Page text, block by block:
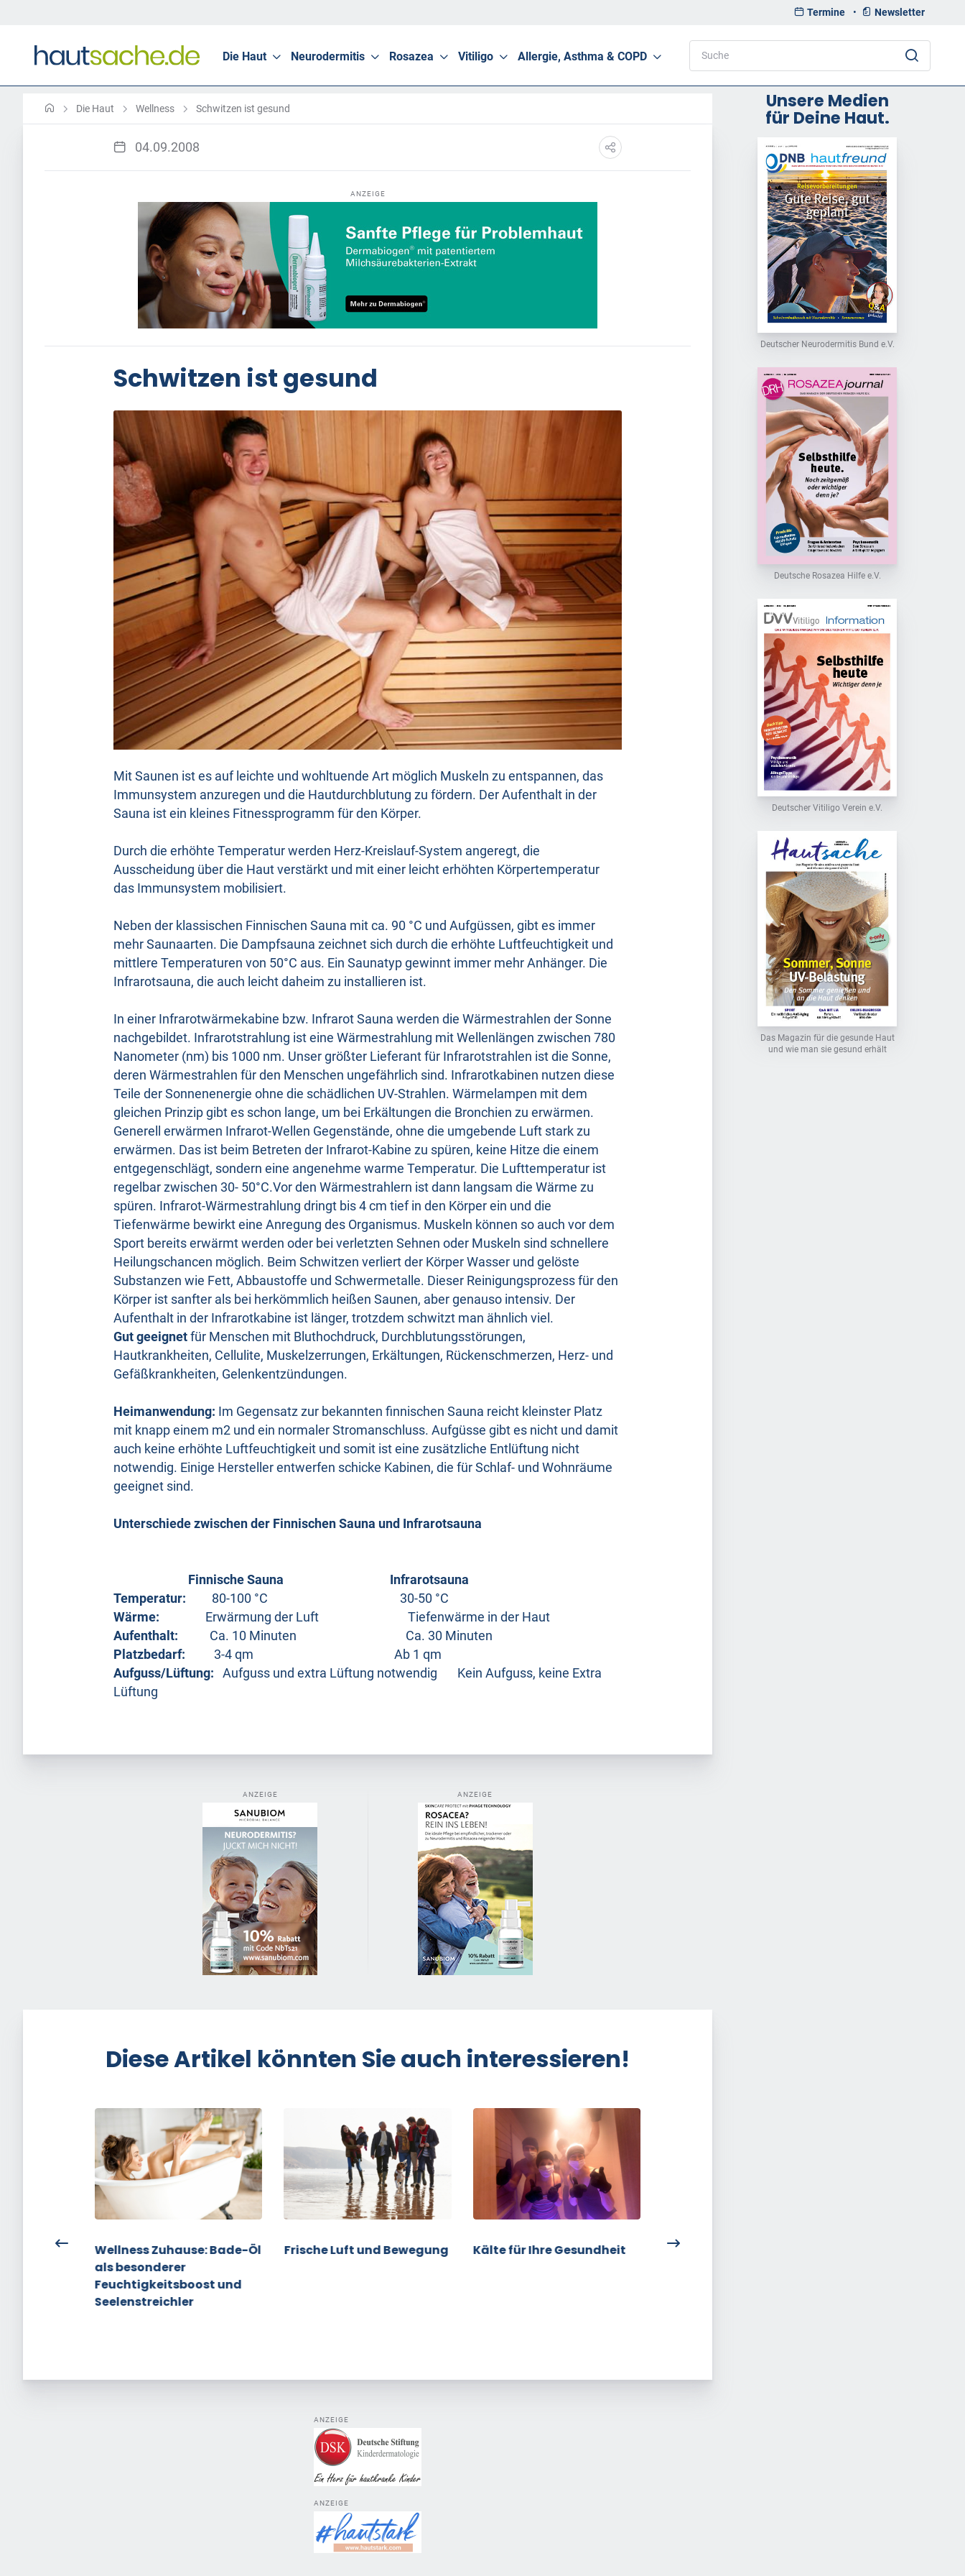
Termine • Newsletter
Die Haut Neurodermitis Rosazea Vitiligo Allergie, Asthma & COPD
Die Haut Wellness Schwitzen ist gesund
04.09.2008
ANZEIGE
Schwitzen ist gesund
Mit Saunen ist es auf leichte und wohltuende Art möglich Muskeln zu entspannen, das
Immunsystem anzuregen und die Hautdurchblutung zu fördern. Der Aufenthalt in der
Sauna ist ein kleines Fitnessprogramm für den Körper.
Durch die erhöhte Temperatur werden Herz-Kreislauf-System angeregt, die
Ausscheidung über die Haut verstärkt und mit einer leicht erhöhten Körpertemperatur
das Immunsystem mobilisiert.
Neben der klassischen Finnischen Sauna mit ca. 90 °C und Aufgüssen, gibt es immer
mehr Saunaarten. Die Dampfsauna zeichnet sich durch die erhöhte Luftfeuchtigkeit und
mittlere Temperaturen von 50°C aus. Ein Saunatyp gewinnt immer mehr Anhänger. Die
Infrarotsauna, die auch leicht daheim zu installieren ist.
In einer Infrarotwärmekabine bzw. Infrarot Sauna werden die Wärmestrahlen der Sonne
nachgebildet. Infrarotstrahlung ist eine Wärmestrahlung mit Wellenlängen zwischen 780
Nanometer (nm) bis 1000 nm. Unser größter Lieferant für Infrarotstrahlen ist die Sonne,
deren Wärmestrahlen für den Menschen ungefährlich sind. Infrarotkabinen nutzen diese
Teile der Sonnenenergie ohne die schädlichen UV-Strahlen. Wärmelampen mit dem
gleichen Prinzip gibt es schon lange, um bei Erkältungen die Bronchien zu erwärmen.
Generell erwärmen Infrarot-Wellen Gegenstände, ohne die umgebende Luft stark zu
erwärmen. Das ist beim Betreten der Infrarot-Kabine zu spüren, keine Hitze die einem
entgegenschlägt, sondern eine angenehme warme Temperatur. Die Lufttemperatur ist
regelbar zwischen 30- 50°C.Vor den Wärmestrahlern ist dann langsam die Wärme zu
spüren. Infrarot-Wärmestrahlung dringt bis 4 cm tief in den Körper ein und die
Tiefenwärme bewirkt eine Anregung des Organismus. Muskeln können so auch vor dem
Sport bereits erwärmt werden oder bei verletzten Sehnen oder Muskeln sind schnellere
Heilungschancen möglich. Beim Schwitzen verliert der Körper Wasser und gelöste
Substanzen wie Fett, Abbaustoffe und Schwermetalle. Dieser Reinigungsprozess für den
Körper ist sanfter als bei herkömmlich heißen Saunen, aber genauso intensiv. Der
Aufenthalt in der Infrarotkabine ist länger, trotzdem schwitzt man ähnlich viel.
Gut geeignet für Menschen mit Bluthochdruck, Durchblutungsstörungen,
Hautkrankheiten, Cellulite, Muskelzerrungen, Erkältungen, Rückenschmerzen, Herz- und
Gefäßkrankheiten, Gelenkentzündungen.
Heimanwendung: Im Gegensatz zur bekannten finnischen Sauna reicht kleinster Platz
mit knapp einem m2 und ein normaler Stromanschluss. Aufgüsse gibt es nicht und damit
auch keine erhöhte Luftfeuchtigkeit und somit ist eine zusätzliche Entlüftung nicht
notwendig. Einige Hersteller entwerfen schicke Kabinen, die für Schlaf- und Wohnräume
geeignet sind.
Unterschiede zwischen der Finnischen Sauna und Infrarotsauna
Finnische Sauna
Infrarotsauna
Temperatur: 80-100 °C 30-50 °C
Wärme: Erwärmung der Luft Tiefenwärme in der Haut
Aufenthalt: Ca. 10 Minuten Ca. 30 Minuten
Platzbedarf: 3-4 qm Ab 1 qm
Aufguss/Lüftung: Aufguss und extra Lüftung notwendig Kein Aufguss, keine Extra
Lüftung
ANZEIGE ANZEIGE
Diese Artikel könnten Sie auch interessieren!
Wellness Zuhause: Bade-Öl
als besonderer
Feuchtigkeitsboost und
Seelenstreichler
Frische Luft und Bewegung Kälte für Ihre Gesundheit
ANZEIGE
ANZEIGE
Unsere Medien
für Deine Haut.
Deutscher Neurodermitis Bund e.V.
Deutsche Rosazea Hilfe e.V.
Deutscher Vitiligo Verein e.V.
Das Magazin für die gesunde Haut
und wie man sie gesund erhält